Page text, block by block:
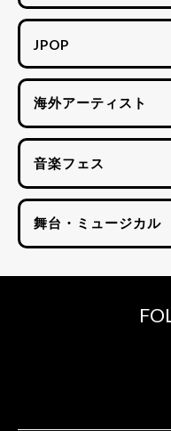
JPOP
海外アーティスト
音楽フェス
舞台・ミュージカル